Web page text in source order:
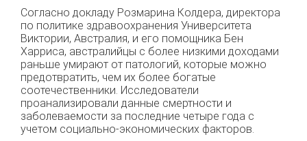
Согласно докладу Розмарина Колдера, директора
по политике здравоохранения Университета
Виктории, Австралия, и его помощника Бен
Харриса, австралийцы с более низкими доходами
раньше умирают от патологий, которые можно
предотвратить, чем их более богатые
соотечественники. Исследователи
проанализировали данные смертности и
заболеваемости за последние четыре года с
учетом социально-экономических факторов.